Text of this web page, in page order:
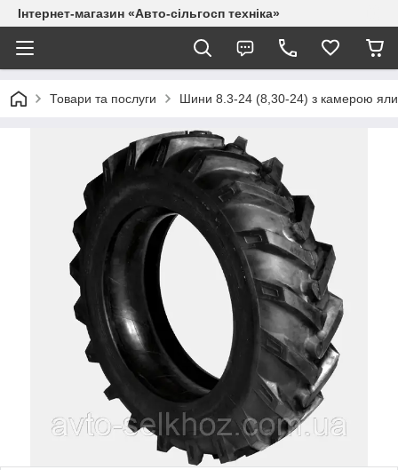
Інтернет-магазин «Авто-сільгосп техніка»
Товари та послуги Шини 8.3-24 (8,30-24) з камерою